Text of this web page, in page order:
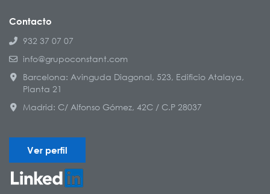
Contacto
932 37 07 07
info@grupoconstant.com
Barcelona: Avinguda Diagonal, 523, Edificio Atalaya,
Planta 21
Madrid: C/ Alfonso Gómez, 42C / C.P 28037
Ver perfil